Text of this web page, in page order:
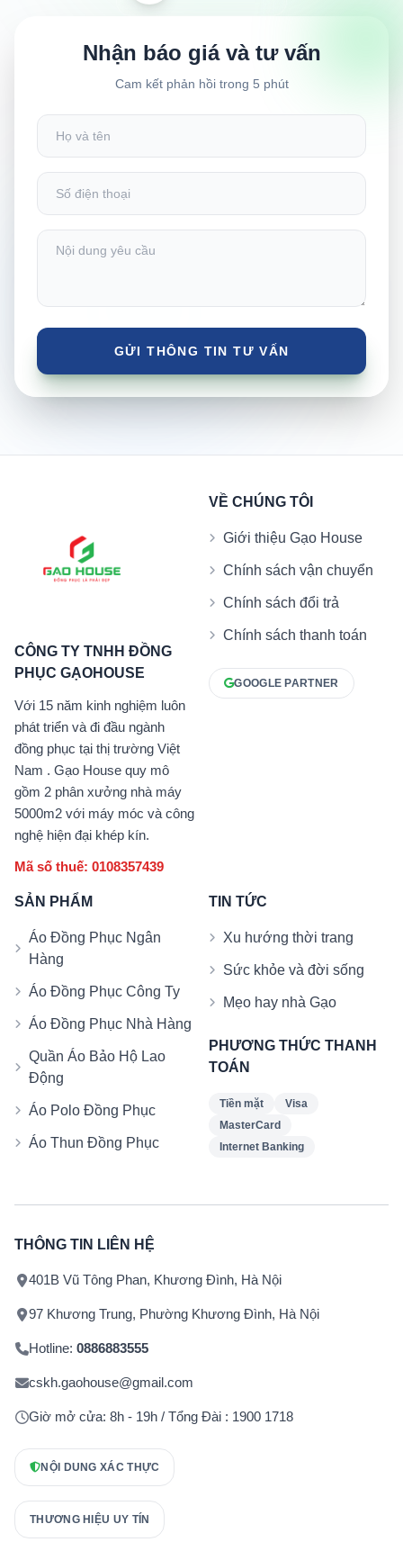
Nhận báo giá và tư vấn
Cam kết phản hồi trong 5 phút
CÔNG TY TNHH ĐỒNG
PHỤC GẠOHOUSE
Với 15 năm kinh nghiệm luôn
phát triển và đi đầu ngành
đồng phục tại thị trường Việt
Nam . Gạo House quy mô
gồm 2 phân xưởng nhà máy
5000m2 với máy móc và công
nghệ hiện đại khép kín.
Mã số thuế: 0108357439
VỀ CHÚNG TÔI
Giới thiệu Gạo House
Chính sách vận chuyển
Chính sách đổi trả
Chính sách thanh toán
GOOGLE PARTNER
SẢN PHẨM
Áo Đồng Phục Ngân
Hàng
Áo Đồng Phục Công Ty
Áo Đồng Phục Nhà Hàng
Quần Áo Bảo Hộ Lao
Động
Áo Polo Đồng Phục
Áo Thun Đồng Phục
TIN TỨC
Xu hướng thời trang
Sức khỏe và đời sống
Mẹo hay nhà Gạo
PHƯƠNG THỨC THANH
TOÁN
Tiền mặt
Visa
MasterCard
Internet Banking
THÔNG TIN LIÊN HỆ
401B Vũ Tông Phan, Khương Đình, Hà Nội
97 Khương Trung, Phường Khương Đình, Hà Nội
Hotline: 0886883555
cskh.gaohouse@gmail.com
Giờ mở cửa: 8h - 19h / Tổng Đài : 1900 1718
NỘI DUNG XÁC THỰC
THƯƠNG HIỆU UY TÍN